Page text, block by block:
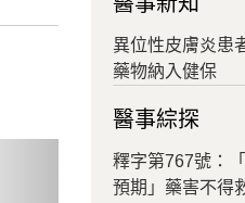
異位性皮膚炎患
藥物納入健保
醫事綜探
釋字第767號：
預期」藥害不得